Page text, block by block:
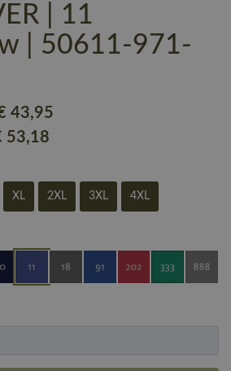
| 11
| 50611-971-
43,95
53,18
XL 2XL 3XL 4XL